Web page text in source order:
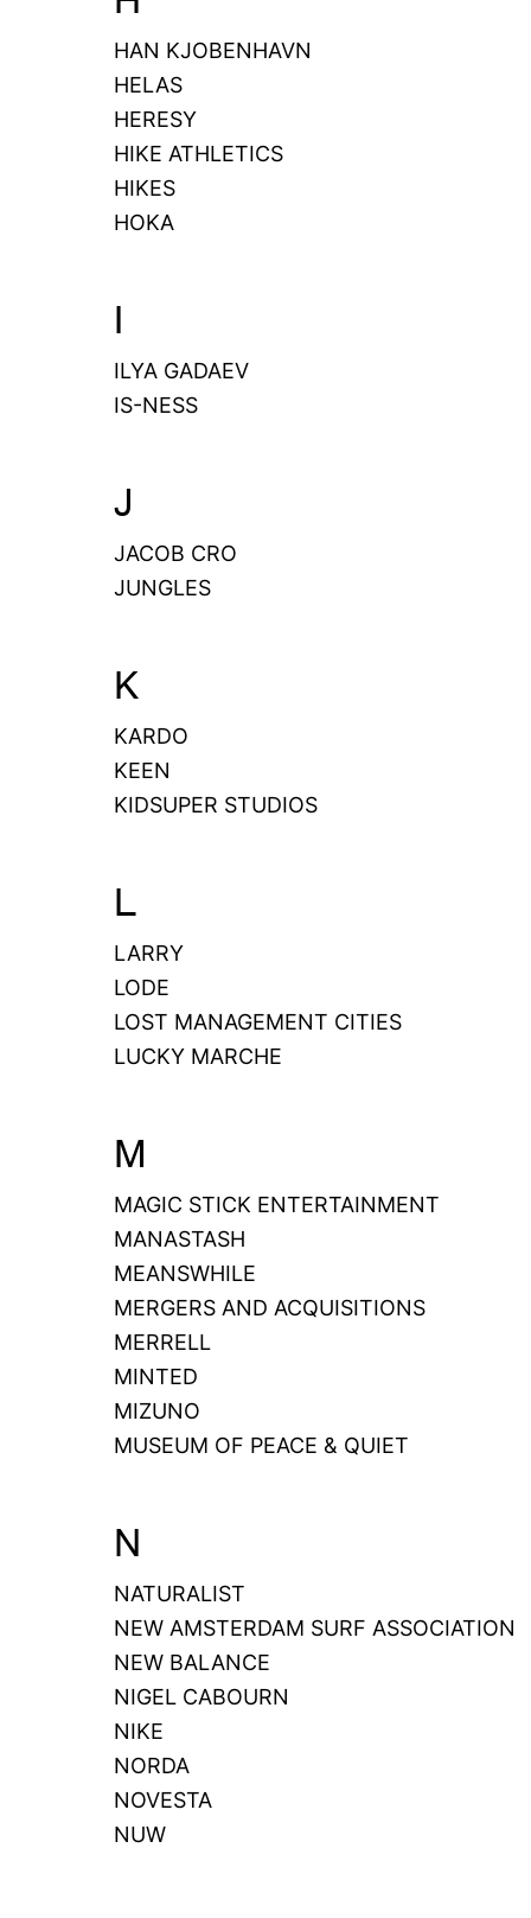
HAN KJOBENHAVN
HELAS
HERESY
HIKE ATHLETICS
HIKES
HOKA
I
ILYA GADAEV
IS-NESS
J
JACOB CRO
JUNGLES
K
KARDO
KEEN
KIDSUPER STUDIOS
L
LARRY
LODE
LOST MANAGEMENT CITIES
LUCKY MARCHE
M
MAGIC STICK ENTERTAINMENT
MANASTASH
MEANSWHILE
MERGERS AND ACQUISITIONS
MERRELL
MINTED
MIZUNO
MUSEUM OF PEACE & QUIET
N
NATURALIST
NEW AMSTERDAM SURF ASSOCIATION
NEW BALANCE
NIGEL CABOURN
NIKE
NORDA
NOVESTA
NUW